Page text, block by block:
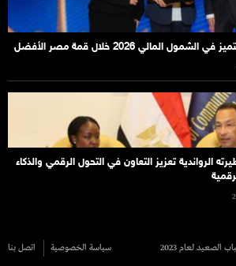
الرواندية تعزيز التعاون في التحول الرقمي والذكاء
لعام 2023 سياسة الخصوصية اتصل بنا